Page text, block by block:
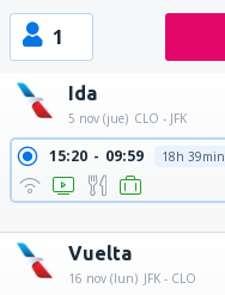
1
Ida
5 nov (jue) CLO - JFK
15:20 09:59 18h 39min
Vuelta
16 nov (lun) JFK - CLO